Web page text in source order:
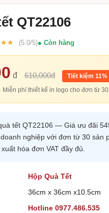
QT22106
(5.0/5) Còn hàng
đ 610,000đ
Tiết kiệm 11%
Miễn phí thiết kế in logo cho đơn từ
tết QT22106 — Giá ưu đãi
nghiệp với đơn từ 30 sản
hóa đơn VAT đầy đủ.
Hộp Quà Tết
36cm x 36cm x10.5cm
Hotline 0977.486.535